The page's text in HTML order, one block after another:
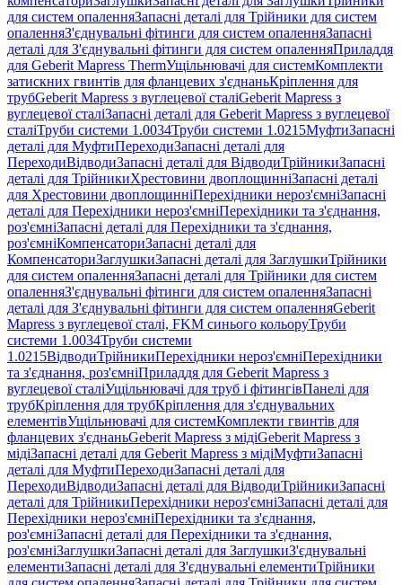
для систем опаленняЗапасні деталі для Трійники для систем
опаленняЗ'єднувальні фітинги для систем опаленняЗапасні
деталі для З'єднувальні фітинги для систем опаленняПриладдя
для Geberit Mapress ThermУщільнювачі для системКомплекти
затискних гвинтів для фланцевих з'єднаньКріплення для
трубGeberit Mapress з вуглецевої сталіGeberit Mapress з
вуглецевої сталіЗапасні деталі для Geberit Mapress з вуглецевої
сталіТруби системи 1.0034Труби системи 1.0215МуфтиЗапасні
деталі для МуфтиПереходиЗапасні деталі для
ПереходиВідводиЗапасні деталі для ВідводиТрійникиЗапасні
деталі для ТрійникиХрестовини двоплощинніЗапасні деталі
для Хрестовини двоплощинніПерехідники нероз'ємніЗапасні
деталі для Перехідники нероз'ємніПерехідники та з'єднання,
роз'ємніЗапасні деталі для Перехідники та з'єднання,
роз'ємніКомпенсаториЗапасні деталі для
КомпенсаториЗаглушкиЗапасні деталі для ЗаглушкиТрійники
для систем опаленняЗапасні деталі для Трійники для систем
опаленняЗ'єднувальні фітинги для систем опаленняЗапасні
деталі для З'єднувальні фітинги для систем опаленняGeberit
Mapress з вуглецевої сталі, FKM синього кольоруТруби
системи 1.0034Труби системи
1.0215ВідводиТрійникиПерехідники нероз'ємніПерехідники
та з'єднання, роз'ємніПриладдя для Geberit Mapress з
вуглецевої сталіУщільнювачі для труб і фітингівПанелі для
трубКріплення для трубКріплення для з'єднувальних
елементівУщільнювачі для системКомплекти гвинтів для
фланцевих з'єднаньGeberit Mapress з мідіGeberit Mapress з
мідіЗапасні деталі для Geberit Mapress з мідіМуфтиЗапасні
деталі для МуфтиПереходиЗапасні деталі для
ПереходиВідводиЗапасні деталі для ВідводиТрійникиЗапасні
деталі для ТрійникиПерехідники нероз'ємніЗапасні деталі для
Перехідники нероз'ємніПерехідники та з'єднання,
роз'ємніЗапасні деталі для Перехідники та з'єднання,
роз'ємніЗаглушкиЗапасні деталі для ЗаглушкиЗ'єднувальні
елементиЗапасні деталі для З'єднувальні елементиТрійники